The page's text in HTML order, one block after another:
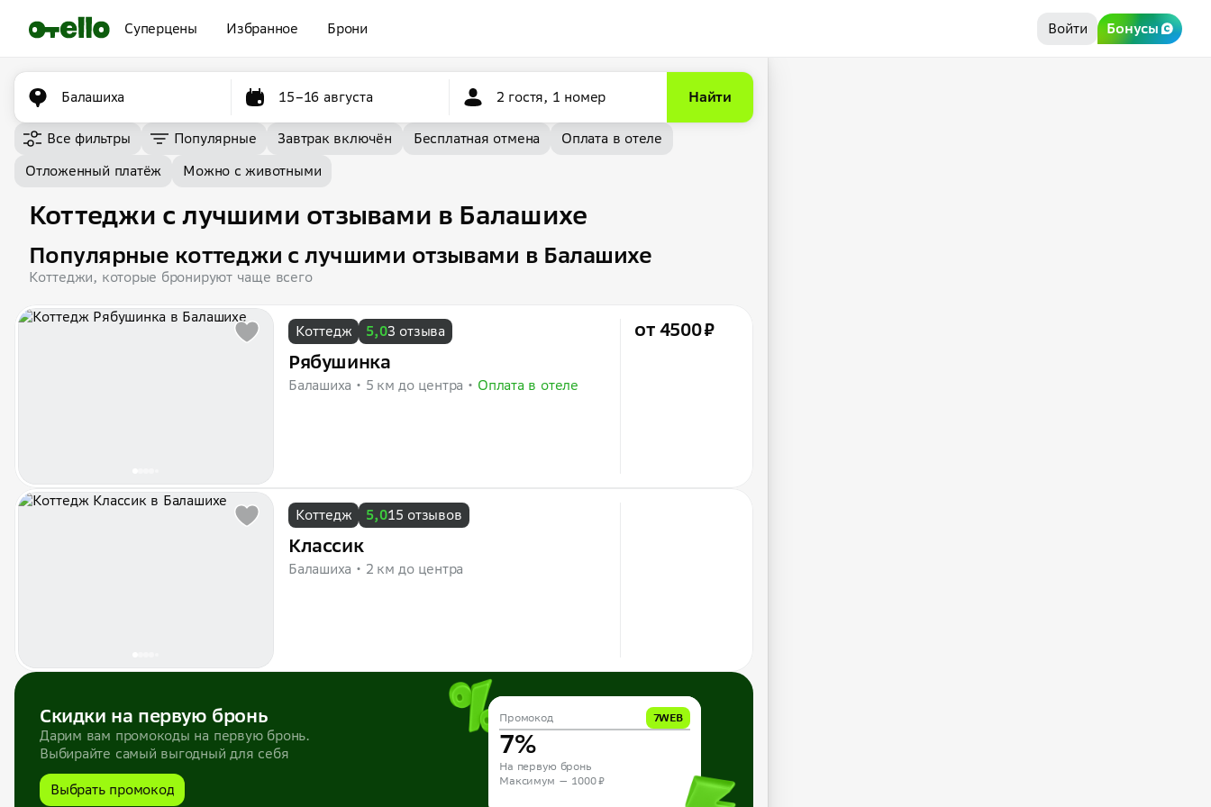
Суперцены Избранное Брони Войти Бонусы
Балашиха 15–16 августа 2 гостя, 1 номер Найти
Все фильтры Популярные Завтрак включён Бесплатная отмена
Оплата в отеле
Отложенный платёж
Можно с животными
Коттеджи с лучшими отзывами в Балашихе
Популярные коттеджи с лучшими отзывами в Балашихе
Коттеджи, которые бронируют чаще всего
Коттедж 5,03 отзыва
Рябушинка
Балашиха 5 км до центра Оплата в отеле
от 4500 ₽
Коттедж 5,015 отзывов
Классик
Балашиха 2 км до центра
Скидки на первую бронь
Дарим вам промокоды на первую бронь.
Выбирайте самый выгодный для себя
Промокод 10APP
10%
На первую бронь из приложения
Максимум — 1000 ₽
Промокод 7WEB
7%
На первую бронь
Максимум — 1000 ₽
Выбрать промокод